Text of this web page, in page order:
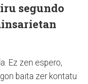
segundo
Ez zen espero,
baita zer kontatu